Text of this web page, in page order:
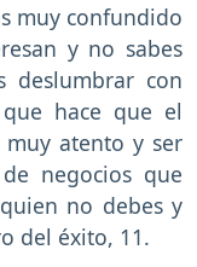
muy confundido
y no sabes
deslumbrar con
hace que el
atento y ser
negocios que
no debes y
del éxito, 11.